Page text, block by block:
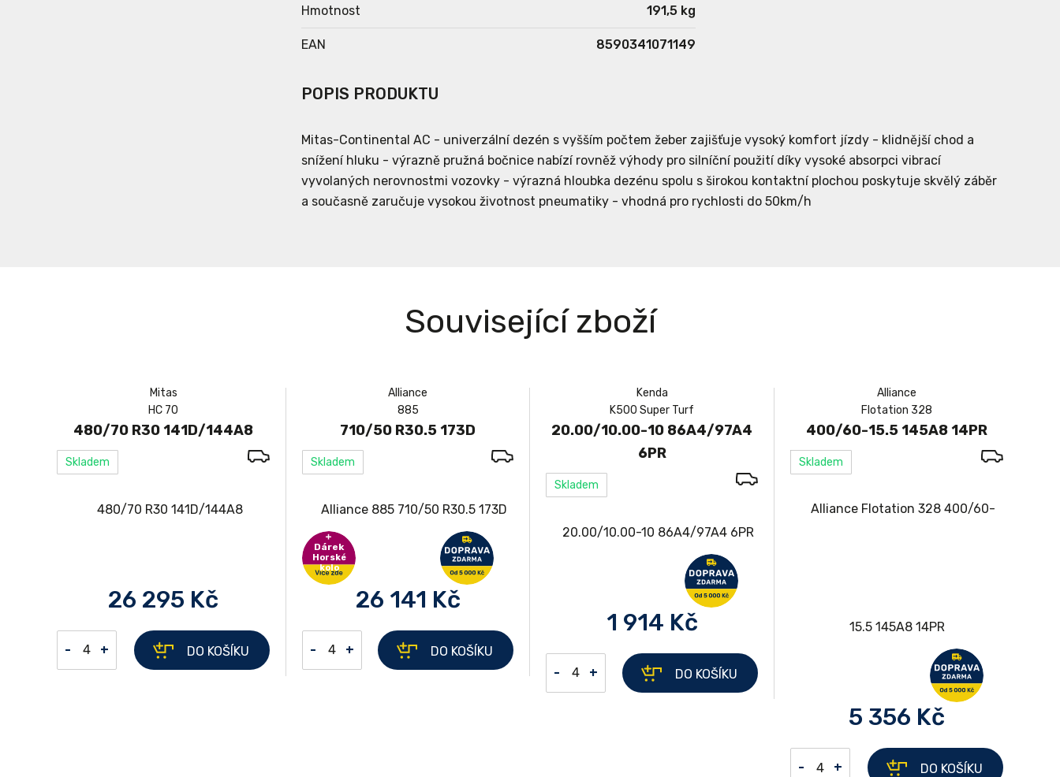
Hmotnost 191,5 kg
EAN 8590341071149
POPIS PRODUKTU
Mitas-Continental AC - univerzální dezén s vyšším počtem žeber zajišťuje vysoký komfort jízdy - klidnější chod a
snížení hluku - výrazně pružná bočnice nabízí rovněž výhody pro silníční použití díky vysoké absorpci vibrací
vyvolaných nerovnostmi vozovky - výrazná hloubka dezénu spolu s širokou kontaktní plochou poskytuje skvělý záběr
a současně zaručuje vysokou životnost pneumatiky - vhodná pro rychlosti do 50km/h
Související zboží
Mitas
HC 70
480/70 R30 141D/144A8
Skladem
26 295 Kč
- + DO KOŠÍKU
Alliance
885
710/50 R30.5 173D
Skladem
Dárek
Horské
kolo
26 141 Kč
- + DO KOŠÍKU
Kenda
K500 Super Turf
20.00/10.00-10 86A4/97A4
6PR
Skladem
1 914 Kč
- + DO KOŠÍKU
Alliance
Flotation 328
400/60-15.5 145A8 14PR
Skladem
5 356 Kč
- + DO KOŠÍKU